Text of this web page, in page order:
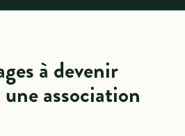
à devenir
association